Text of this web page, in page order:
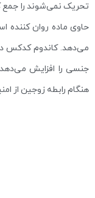
تحریک نمی‌شوند را جمع
حاوی ماده روان کننده
می‌دهد. کاندوم کدکس
جنسی را افزایش
هنگام رابطه زوجین از